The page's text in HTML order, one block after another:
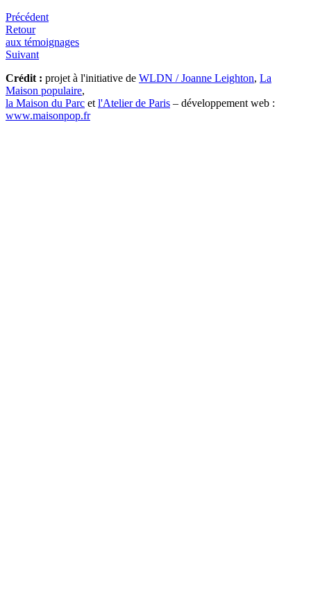
Précédent
Retour
aux témoignages
Suivant
Crédit : projet à l'initiative de WLDN / Joanne Leighton, La
Maison populaire,
la Maison du Parc et l'Atelier de Paris – développement web :
www.maisonpop.fr